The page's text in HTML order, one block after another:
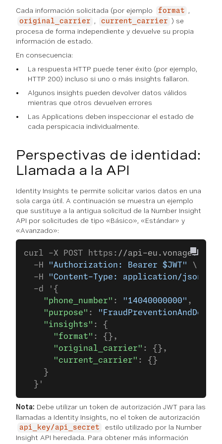
Cada información solicitada (por ejemplo
format ,
original_carrier , current_carrier ) se
procesa de forma independiente y devuelve su propia
información de estado.
En consecuencia:
La respuesta HTTP puede tener éxito (por ejemplo,
HTTP 200) incluso si uno o más insights fallaron.
Algunos insights pueden devolver datos válidos
mientras que otros devuelven errores
Las Applications deben inspeccionar el estado de
cada perspicacia individualmente.
Perspectivas de identidad:
Llamada a la API
Identity Insights te permite solicitar varios datos en una
sola carga útil. A continuación se muestra un ejemplo
que sustituye a la antigua solicitud de la Number Insight
API por solicitudes de tipo «Básico», «Estándar» y
«Avanzado»:
curl -X POST https: //api-
  -H
"Authorization: Bearer $JWT"
\
  -H
"Content-Type: application/json"
  -d '{
    "phone_number"
: "14040000000" ,
    "purpose"
:
    "insights"
: {
      "format"
: {},
      "original_carrier"
: {},
      "current_carrier"
: {}
    }
  }'
Nota: Debe utilizar un token de autorización JWT para las
llamadas a Identity Insights, no el token de autorización
api_key/api_secret
estilo utilizado por la Number
Insight API heredada. Para obtener más información